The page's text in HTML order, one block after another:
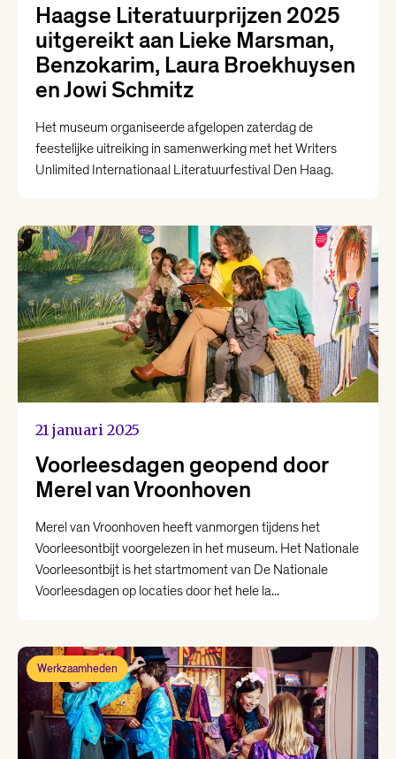
Haagse Literatuurprijzen 2025
uitgereikt aan Lieke Marsman,
Benzokarim, Laura Broekhuysen
en Jowi Schmitz
Het museum organiseerde afgelopen zaterdag de
feestelijke uitreiking in samenwerking met het Writers
Unlimited Internationaal Literatuurfestival Den Haag.
21 januari 2025
Voorleesdagen geopend door
Merel van Vroonhoven
Merel van Vroonhoven heeft vanmorgen tijdens het
Voorleesontbijt voorgelezen in het museum. Het Nationale
Voorleesontbijt is het startmoment van De Nationale
Voorleesdagen op locaties door het hele la...
Werkzaamheden